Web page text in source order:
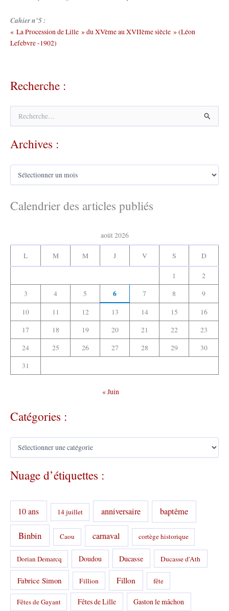
Cahier n°5 :
« La Procession de Lille » du XVème au XVIIème siècle » (Léon
Lefebvre -1902)
Recherche :
h
e
h
r
Archives :
A
iCalendrier des articles publiés
août 2026
L M M J V S D
1
2
3
4 5 6 7 8
9
10
11 12 13 14 15
16
17
18 19 20 21 22
23
24
25 26 27 28 29
30
31
« Juin
Catégories :
C
é
g
r
e
Nuage d’étiquettes :
10 ans 14 juillet anniversaire baptême
Binbin Caou carnaval cortège historique
Dorian Demarcq Doudou Ducasse Ducasse d'Ath
Fabrice Simon Fillion Fillon fête
Fêtes de Gayant Fêtes de Lille Gaston le mâchon